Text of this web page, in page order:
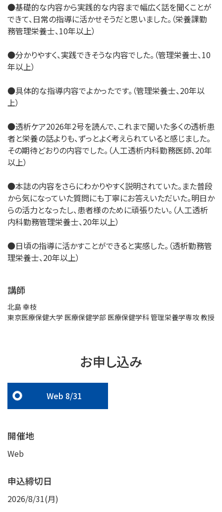
●基礎的な内容から実践的な内容まで幅広く話を聞くことが
できて、日常の指導に活かせそうだと思いました。（栄養課勤
務管理栄養士、10年以上）
●分かりやすく、実践できそうな内容でした。（管理栄養士、10
年以上）
●具体的な指導内容でよかったです。（管理栄養士、20年以
上）
●透析ケア2026年2号を読んで、これまで聞いた多くの透析患
者と栄養の話よりも、ずっとよく考えられていると感じました。
その期待どおりの内容でした。（人工透析内科勤務医師、20年
以上）
●本誌の内容をさらにわかりやすく説明されていた。また普段
から気になっていた質問にも丁寧にお答えいただいた。明日か
らの活力となったし、患者様のために頑張りたい。（人工透析
内科勤務管理栄養士、20年以上）
●日頃の指導に活かすことができると実感した。（透析勤務管
理栄養士、20年以上）
講師
北島 幸枝
東京医療保健大学 医療保健学部 医療保健学科 管理栄養学専攻 教授
お申し込み
Web 8/31
開催地
Web
申込締切日
2026/8/31(月)